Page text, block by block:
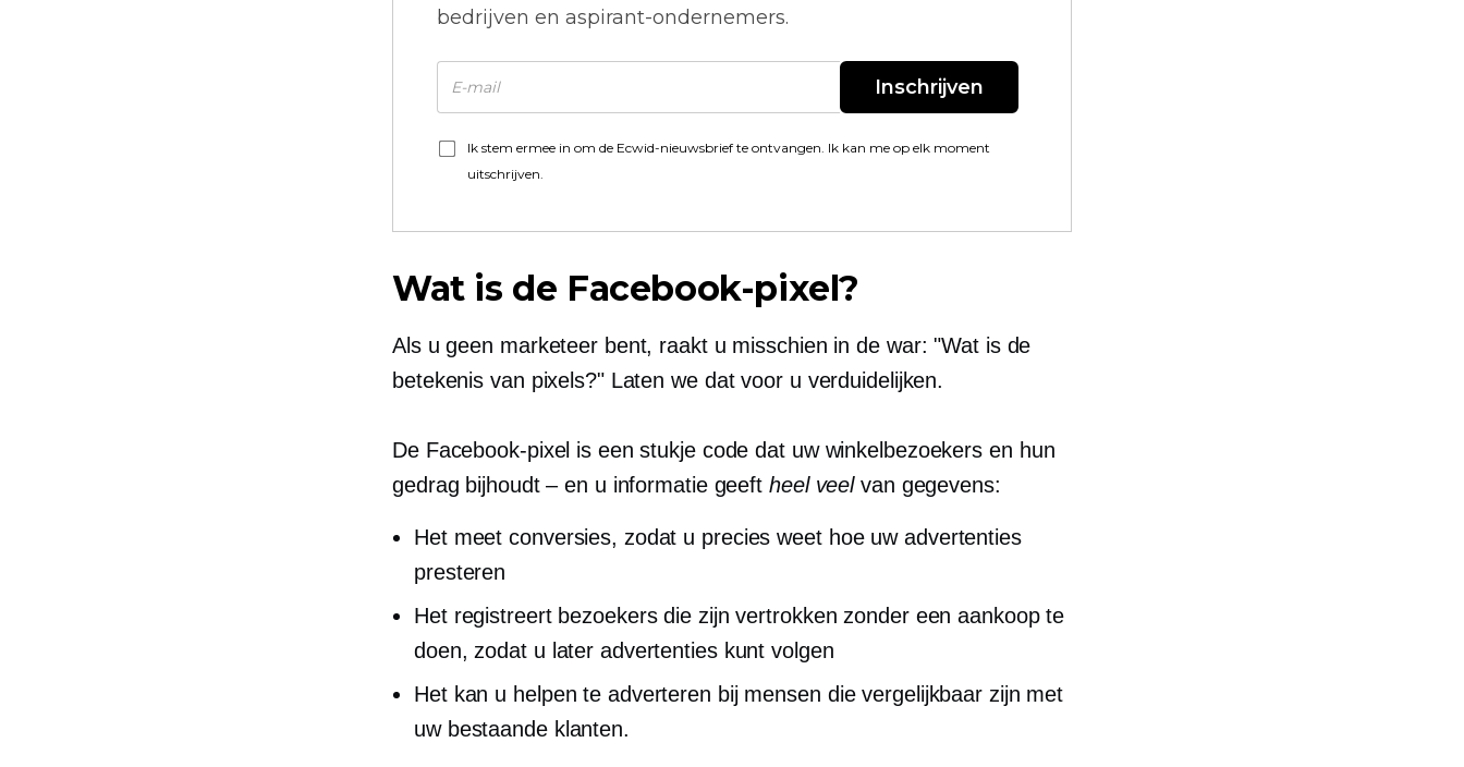
bedrijven en aspirant-ondernemers.
Inschrijven
Ik stem ermee in om de Ecwid-nieuwsbrief te ontvangen. Ik kan me op elk moment
uitschrijven.
Wat is de Facebook-pixel?
Als u geen marketeer bent, raakt u misschien in de war: "Wat is de
betekenis van pixels?" Laten we dat voor u verduidelijken.
De Facebook-pixel is een stukje code dat uw winkelbezoekers en hun
gedrag bijhoudt – en u informatie geeft heel veelvan gegevens:
Het meet conversies, zodat u precies weet hoe uw advertenties
presteren
Het registreert bezoekers die zijn vertrokken zonder een aankoop te
doen, zodat u later advertenties kunt volgen
Het kan u helpen te adverteren bij mensen die vergelijkbaar zijn met
uw bestaande klanten.